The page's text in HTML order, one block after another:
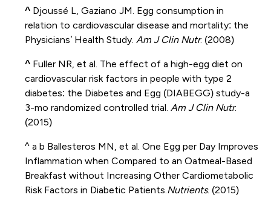
^ Djoussé L, Gaziano JM. Egg consumption in
relation to cardiovascular disease and mortality: the
Physicians’ Health Study. Am J Clin Nutr. (2008)
^ Fuller NR, et al. The effect of a high-egg diet on
cardiovascular risk factors in people with type 2
diabetes: the Diabetes and Egg (DIABEGG) study-a
3-mo randomized controlled trial. Am J Clin Nutr.
(2015)
^ a b Ballesteros MN, et al. One Egg per Day Improves
Inflammation when Compared to an Oatmeal-Based
Breakfast without Increasing Other Cardiometabolic
Risk Factors in Diabetic Patients. Nutrients. (2015)